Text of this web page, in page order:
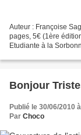
Auteur : Françoise
pages, 5€ (1ère
Etudiante à la
Bonjour
Publié le 30/06/2010
Par Choco